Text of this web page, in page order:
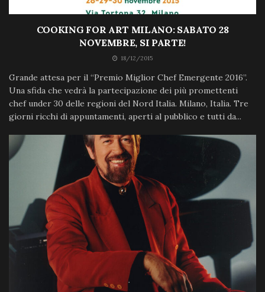
COOKING FOR ART MILANO: SABATO 28
NOVEMBRE, SI PARTE!
18/12/2015
Grande attesa per il “Premio Miglior Chef Emergente 2016”.
Una sfida che vedrà la partecipazione dei più promettenti
chef under 30 delle regioni del Nord Italia. Milano, Italia. Tre
giorni ricchi di appuntamenti, aperti al pubblico e tutti da...